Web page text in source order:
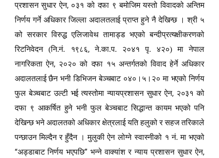
प्रशासन सुधार ऐन, ०३१ को दफा ९ बमोजिम यस्तो विवादको अन्तिम
निर्णय गर्ने अधिकार जिल्ला अदालतलाई प्राप्त हुने नै देखिन्छ । श्री ५
को सरकार विरुद्ध एलिजावेथ तामाड्ड भएको बन्दीप्रत्यक्षीकरणको
रिटनिवेदन (नि.नं. १९८६,ने.का.प. २०४१ पृ. ४२०) मा नेपाल
नागरिकता ऐन, २०२० को दफा १५ अन्तर्गतको विवाद हेर्ने अधिकार
अदालतलाई छैन भनी डिभिजन बेञ्चबाट ०४०।५।२० मा भएको निर्णय
फुल बेञ्चबाट उल्टी भई त्यस्तोमा न्यायप्रशासन सुधार ऐन, २०३१ को
दफा ९ आकर्षित हुने भनी फुल बेञ्चबाट सिद्धान्त कायम भएको पनि
देखिन्छ भने अदालतको अधिकार क्षेत्रलाई यति हलुको र सहज तरिकाले
पन्छाउन मिल्दैन र हुँदैन । मुलुकी ऐन लोग्ने स्वास्नीको १ नं. मा भएको
“अड्डाबाट निर्णय भएपछि” भन्ने वाक्यांश र न्याय प्रशासन सुधार ऐन,